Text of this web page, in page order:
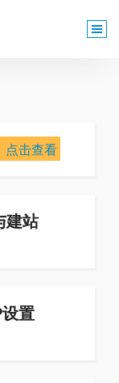
点击查看
建站
置